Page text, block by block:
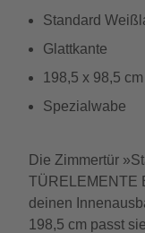
Standard
Glattkante
198,5 x 98,5
Spezialwabe
Die Zimmertür
TÜRELEMENTE
deinen
198,5 cm passt